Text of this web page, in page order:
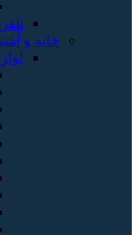
خانه و